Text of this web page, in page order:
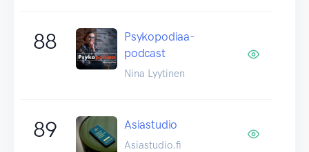
88
Psykopodiaa-
podcast
Nina Lyytinen
89 Asiastudio
Asiastudio.fi